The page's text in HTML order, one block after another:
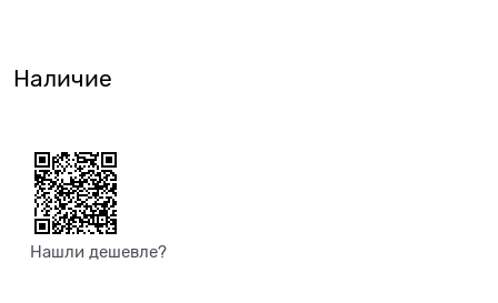
Наличие
Нашли дешевле?